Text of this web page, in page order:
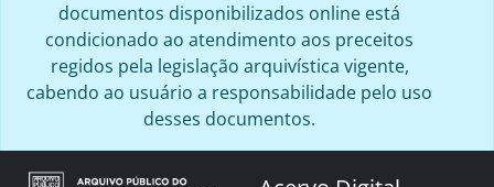
documentos disponibilizados online está
condicionado ao atendimento aos preceitos
regidos pela legislação arquivística vigente,
cabendo ao usuário a responsabilidade pelo uso
desses documentos.